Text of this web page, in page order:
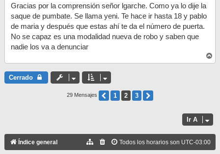
s
a
j
e
Gracias por la comprensión señor lgarche. Como ya lo dije la
saque de pumbate. Se llama yeni. Te hace ir hasta 18 y pablo
de maria y después que estas ahí te da el número de puerta.
No se capaz es una modalidad nueva de robo y saben que
nadie los va a denunciar
r
Cerrado
29 Mensajes Anterior
1 2 3
Ir A
Índice general Todos los horarios son UTC-03:00